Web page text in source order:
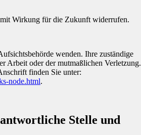
Wirkung für die Zukunft widerrufen.
wenden. Ihre zuständige
Arbeit oder der mutmaßlichen Verletzung.
finden Sie unter:
node.html.
Stelle und